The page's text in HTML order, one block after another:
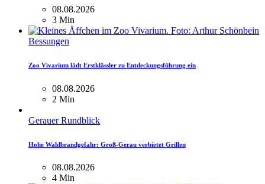
08.08.2026
3 Min
Bessungen
Zoo Vivarium lädt Erstklässler zu Entdeckungsführung ein
08.08.2026
2 Min
Gerauer Rundblick
Hohe Waldbrandgefahr: Groß-Gerau verbietet Grillen
08.08.2026
4 Min